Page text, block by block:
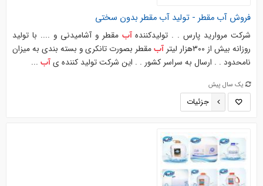
فروش آب مقطر - تولید آب مقطر بدون سختی
شرکت مروارید پارس . . تولیدکنندهآب مقطر و آشامیدنی و .... با تولید
روزانه بیش از ۳۰۰هزار لیتر
آبمقطر بصورت تانکری و بسته بندی به میزان
نامحدود . . ارسال به سراسر کشور . . این شرکت تولید کننده ی آب...
یک سال پیش
جزئیات